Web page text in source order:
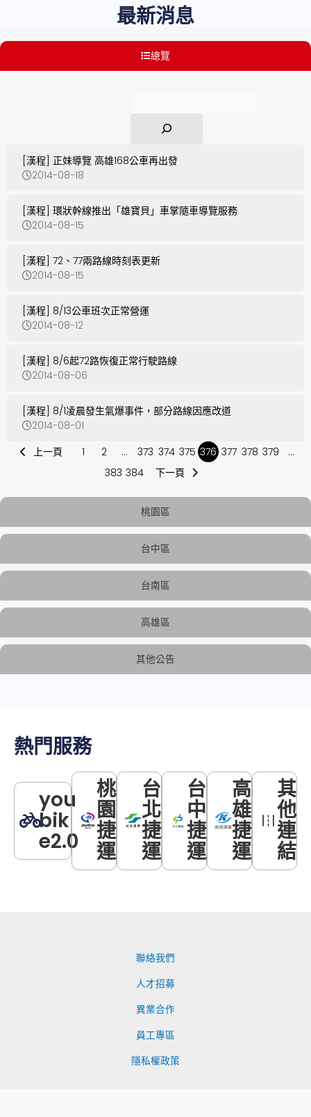
最新消息
總覽
桃園區
台中區
台南區
高雄區
其他公告
[漢程] 正妹導覽 高雄168公車再出發
2014-08-18
[漢程] 環狀幹線推出「雄寶貝」車掌隨車導覽服務
2014-08-15
[漢程] 72、77兩路線時刻表更新
2014-08-15
[漢程] 8/13公車班次正常營運
2014-08-12
[漢程] 8/6起72路恢復正常行駛路線
2014-08-06
[漢程] 8/1凌晨發生氣爆事件，部分路線因應改道
2014-08-01
上一頁
1 2 ... 373 374 375 376 377 378 379
...
383 384 下一頁
熱門服務
you
bik
e2.0
桃
園
捷
運
台
北
捷
運
台
中
捷
運
高
雄
捷
運
其
他
連
結
聯絡我們
人才招募
異業合作
員工專區
隱私權政策